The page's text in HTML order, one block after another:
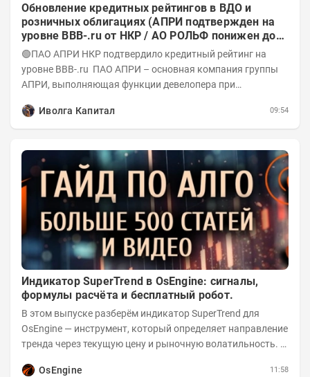
Обновление кредитных рейтингов в ВДО и
розничных облигациях (АПРИ подтвержден на
уровне BBB-.ru от НКР / АО РОЛЬФ понижен до
А-(RU) / Элит Строй присвоен на уровне BBB.ru)
🟢ПАО АПРИ НКР подтвердило кредитный рейтинг на
уровне BBB-.ru ПАО АПРИ – основная компания группы
АПРИ, выполняющая функции девелопера при
Иволга Капитал
09:54
Индикатор SuperTrend в OsEngine: сигналы,
формулы расчёта и бесплатный робот.
В этом выпуске разберём индикатор SuperTrend для
OsEngine — инструмент, который определяет направление
тренда через текущую цену и рыночную волатильность. В
OsEngine
11:58